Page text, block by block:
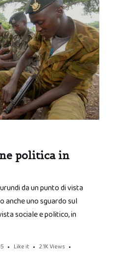
politica in
da un punto di vista
anche uno sguardo sul
sociale e politico, in
Like it 2.1K Views